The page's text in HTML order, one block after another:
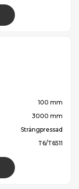
100 mm
3000 mm
Strängpressad
T6/T6511